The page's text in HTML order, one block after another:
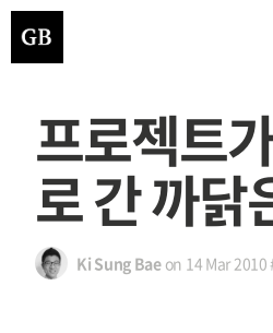
프로젝트
로 간 까닭
Ki Sung Baeon 14 Mar 2010